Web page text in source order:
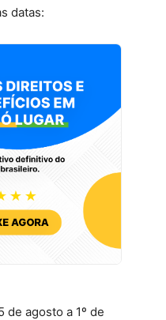
datas:
de agosto a 1º de